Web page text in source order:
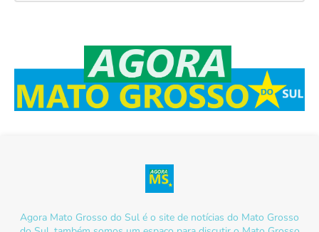
Agora Mato Grosso do Sul é o site de notícias do Mato Grosso